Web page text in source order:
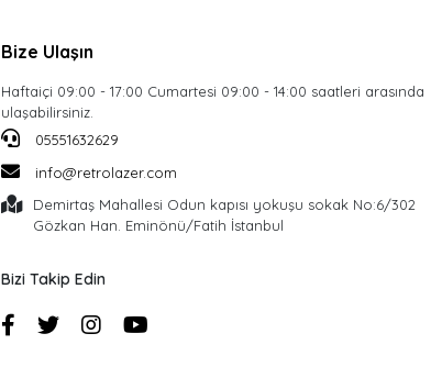
Bize Ulaşın
Haftaiçi 09:00 - 17:00 Cumartesi 09:00 - 14:00 saatleri arasında
ulaşabilirsiniz.
05551632629
info@retrolazer.com
Demirtaş Mahallesi Odun kapısı yokuşu sokak No:6/302
Gözkan Han. Eminönü/Fatih İstanbul
Bizi Takip Edin